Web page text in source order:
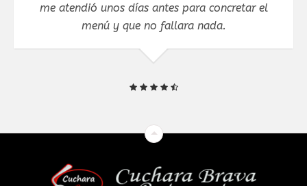
me atendió unos días antes para concretar el
menú y que no fallara nada.